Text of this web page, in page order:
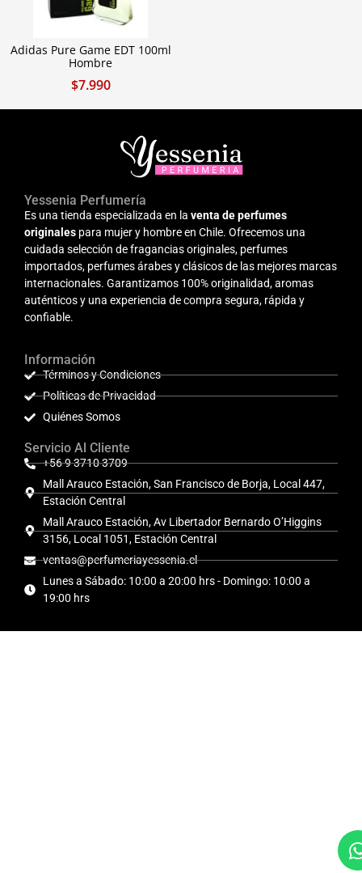
Adidas Pure Game EDT 100ml
Hombre
$7.990
Yessenia Perfumería
Es una tienda especializada en la venta de perfumes
originales para mujer y hombre en Chile. Ofrecemos una
cuidada selección de fragancias originales, perfumes
importados, perfumes árabes y clásicos de las mejores marcas
internacionales. Garantizamos 100% originalidad, aromas
auténticos y una experiencia de compra segura, rápida y
confiable.
Información
Términos y Condiciones
Políticas de Privacidad
Quiénes Somos
Servicio Al Cliente
+56 9 3710 3709
Mall Arauco Estación, San Francisco de Borja, Local 447,
Estación Central
Mall Arauco Estación, Av Libertador Bernardo O’Higgins
3156, Local 1051, Estación Central
ventas@perfumeriayessenia.cl
Lunes a Sábado: 10:00 a 20:00 hrs - Domingo: 10:00 a
19:00 hrs